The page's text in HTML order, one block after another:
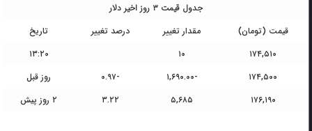
جدول قیمت ۳ روز اخیر دلار
قیمت (تومان)
مقدار تغییر درصد تغییر
تاریخ
۱۷۴,۵۱۰
۱۰
۱۳:۲۰
۱۷۴,۵۰۰
روز قبل
۱۷۶,۱۹۰
۵,۶۸۵ ۳.۲۲ ۲ روز پیش